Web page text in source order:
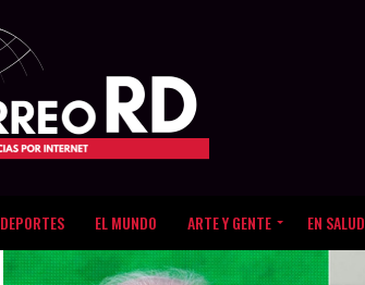
DEPORTES EL MUNDO ARTE Y GENTE EN SALUD